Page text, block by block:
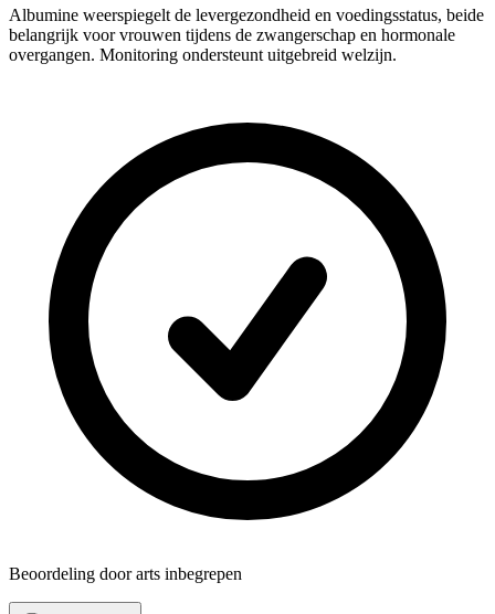
Albumine weerspiegelt de levergezondheid en voedingsstatus, beide
belangrijk voor vrouwen tijdens de zwangerschap en hormonale
overgangen. Monitoring ondersteunt uitgebreid welzijn.
Beoordeling door arts inbegrepen